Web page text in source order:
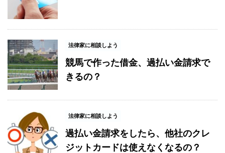
法律家に相談しよう
競馬で作った借金、過払い金請求で
きるの？
法律家に相談しよう
過払い金請求をしたら、他社のクレ
ジットカードは使えなくなるの？